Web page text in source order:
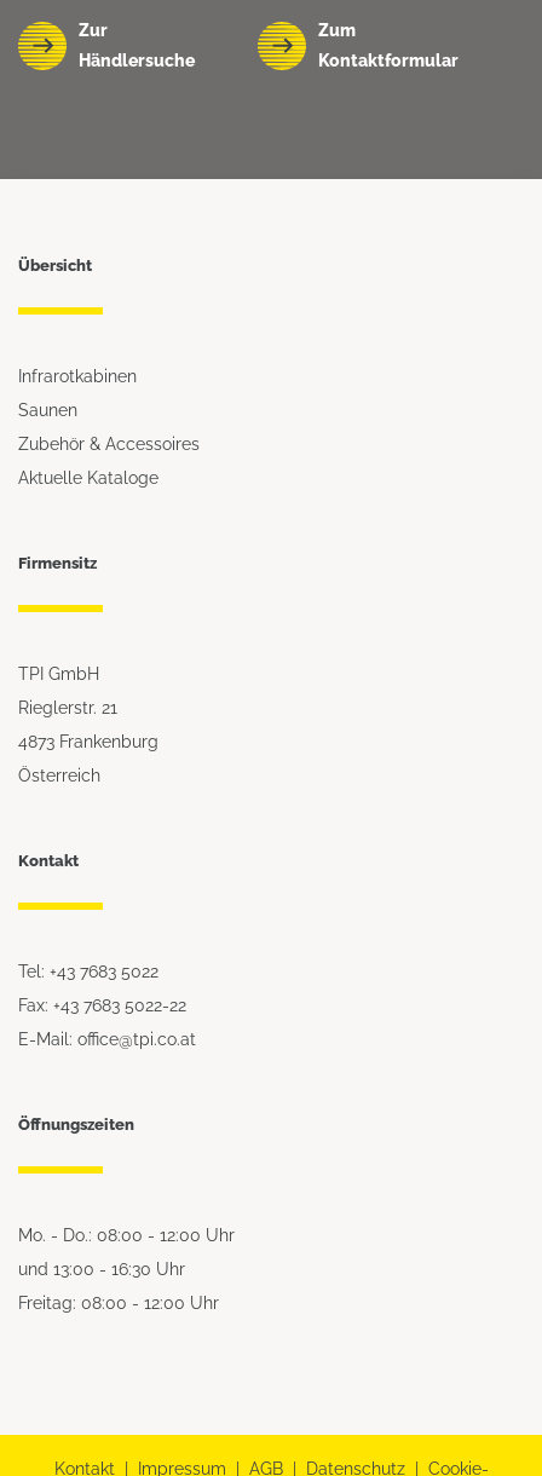
Zur
Händlersuche
Zum
Kontaktformular
Übersicht
Infrarotkabinen
Saunen
Zubehör & Accessoires
Aktuelle Kataloge
Firmensitz
TPI GmbH
Rieglerstr. 21
4873 Frankenburg
Österreich
Kontakt
Tel: +43 7683 5022
Fax: +43 7683 5022-22
E-Mail: office@tpi.co.at
Öffnungszeiten
Mo. - Do.: 08:00 - 12:00 Uhr
und 13:00 - 16:30 Uhr
Freitag: 08:00 - 12:00 Uhr
Kontakt| Impressum | AGB| Datenschutz| Cookie-